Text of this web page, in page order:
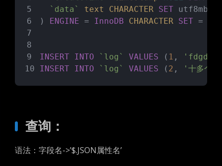
`data`
text CHARACTER SET utf8mb4
) ENGINE = InnoDB CHARACTER SET =
INSERT INTO `log` VALUES ( 1 ,
INSERT INTO `log` VALUES ( 2 , '十多个
查询：
语法：字段名->’$.JSON属性名’